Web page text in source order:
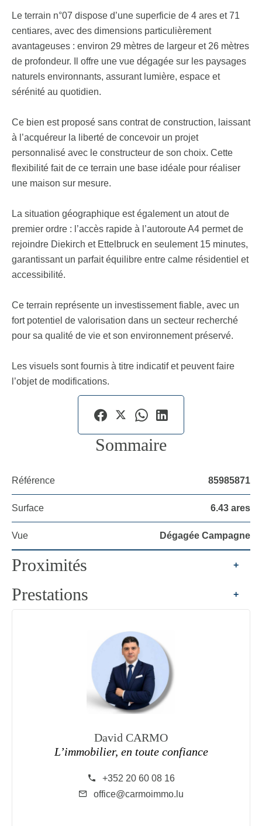
Le terrain n°07 dispose d’une superficie de 4 ares et 71
centiares, avec des dimensions particulièrement
avantageuses : environ 29 mètres de largeur et 26 mètres
de profondeur. Il offre une vue dégagée sur les paysages
naturels environnants, assurant lumière, espace et
sérénité au quotidien.
Ce bien est proposé sans contrat de construction, laissant
à l’acquéreur la liberté de concevoir un projet
personnalisé avec le constructeur de son choix. Cette
flexibilité fait de ce terrain une base idéale pour réaliser
une maison sur mesure.
La situation géographique est également un atout de
premier ordre : l’accès rapide à l’autoroute A4 permet de
rejoindre Diekirch et Ettelbruck en seulement 15 minutes,
garantissant un parfait équilibre entre calme résidentiel et
accessibilité.
Ce terrain représente un investissement fiable, avec un
fort potentiel de valorisation dans un secteur recherché
pour sa qualité de vie et son environnement préservé.
Les visuels sont fournis à titre indicatif et peuvent faire
l’objet de modifications.
Sommaire
Référence 85985871
Surface 6.43 ares
Vue Dégagée Campagne
Proximités +
Prestations +
David CARMO
L’immobilier, en toute confiance
+352 20 60 08 16
office@carmoimmo.lu